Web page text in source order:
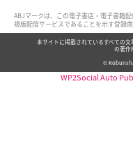
ABJマークは、この電子書店・電子書籍
規版配信サービスであることを示す登録
本サイトに掲載されているすべての
の著作
©
WP2Social Auto